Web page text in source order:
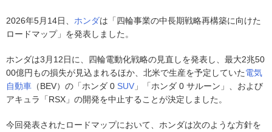
2026年5月14日、 ホンダは「四輪事業の中長期戦略再構築に向けた
ロードマップ」を発表しました。
ホンダは3月12日に、四輪電動化戦略の見直しを発表し、最大2兆50
00億円もの損失が見込まれるほか、北米で生産を予定していた電気
自動車 （BEV）の「ホンダ 0 SUV 」「ホンダ 0 サルーン」、および
アキュラ「RSX」の開発を中止することが決定しました。
今回発表されたロードマップにおいて、ホンダは次のような方針を